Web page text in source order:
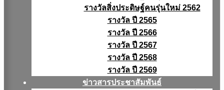
รางวัลสิ่งประดิษฐ์คนรุ่นใหม่ 2562
รางวัล ปี 2565
รางวัล ปี 2566
รางวัล ปี 2567
รางวัล ปี 2568
รางวัล ปี 2569
ข่าวสารประชาสัมพันธ์